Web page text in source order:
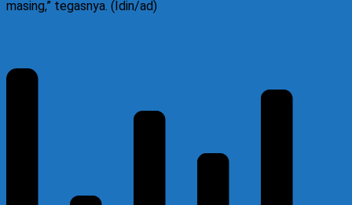
masing,” tegasnya. (Idin/ad)